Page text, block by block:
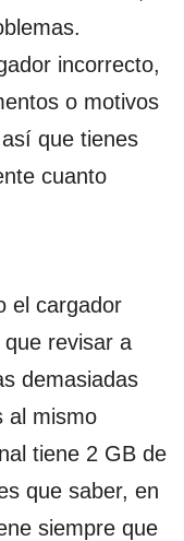
incorrecto,
o motivos
que tienes
cuanto
el cargador
revisar a
demasiadas
al mismo
tiene 2 GB de
que saber, en
siempre que